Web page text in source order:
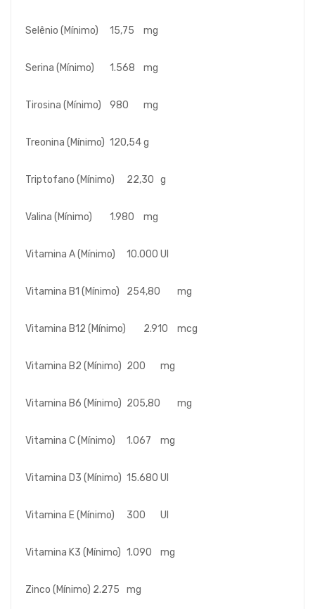
Selênio (Mínimo) 15,75 mg
Serina (Mínimo) 1.568 mg
Tirosina (Mínimo) 980 mg
Treonina (Mínimo) 120,54g
Triptofano (Mínimo) 22,30 g
Valina (Mínimo) 1.980 mg
Vitamina A (Mínimo) 10.000 UI
Vitamina B1 (Mínimo) 254,80 mg
Vitamina B12 (Mínimo) 2.910 mcg
Vitamina B2 (Mínimo) 200 mg
Vitamina B6 (Mínimo) 205,80 mg
Vitamina C (Mínimo) 1.067 mg
Vitamina D3 (Mínimo) 15.680 UI
Vitamina E (Mínimo) 300 UI
Vitamina K3 (Mínimo) 1.090 mg
Zinco (Mínimo) 2.275 mg